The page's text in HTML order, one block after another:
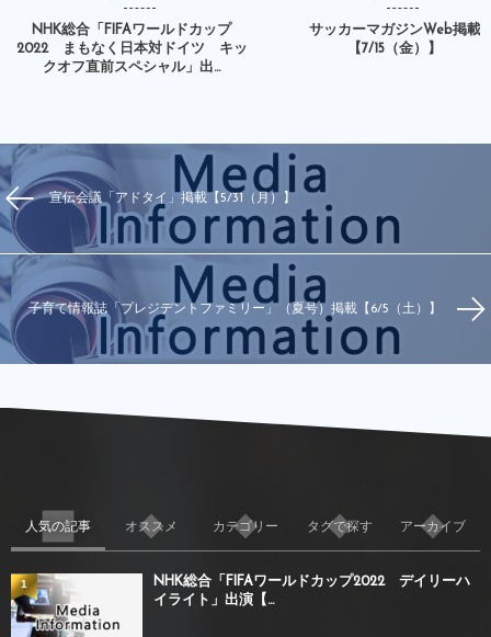
NHK総合「FIFAワールドカップ
2022 まもなく日本対ドイツ キッ
クオフ直前スペシャル」出...
サッカーマガジンWeb掲載
【7/15（金）】
宣伝会議「アドタイ」掲載【5/31（月）】
子育て情報誌「プレジデントファミリー」（夏号）掲載【6/5（土）】
人気の記事 オススメ カテゴリー タグで探す アーカイブ
NHK総合「FIFAワールドカップ2022 デイリーハ
イライト」出演【...
1